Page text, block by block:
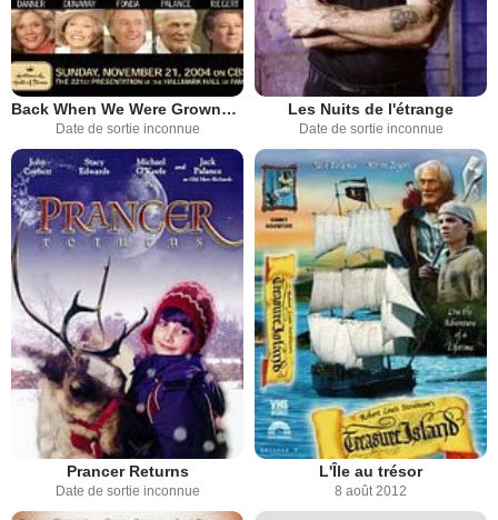
Back When We Were Grownups
Date de sortie inconnue
Les Nuits de l'étrange
Date de sortie inconnue
Prancer Returns
Date de sortie inconnue
L'Île au trésor
8 août 2012